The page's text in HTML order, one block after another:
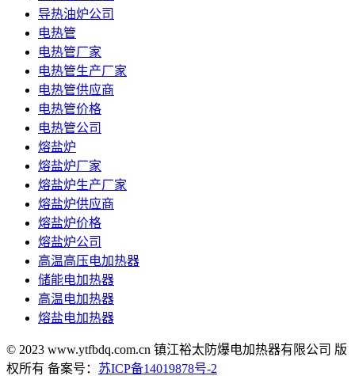
导热油炉公司
电热管
电热管厂家
电热管生产厂家
电热管供应商
电热管价格
电热管公司
熔盐炉
熔盐炉厂家
熔盐炉生产厂家
熔盐炉供应商
熔盐炉价格
熔盐炉公司
高温高压电加热器
储能电加热器
高温电加热器
熔盐电加热器
© 2023 www.ytfbdq.com.cn 镇江裕太防爆电加热器有限公司 版
权所有 备案号： 苏ICP备14019878号-2